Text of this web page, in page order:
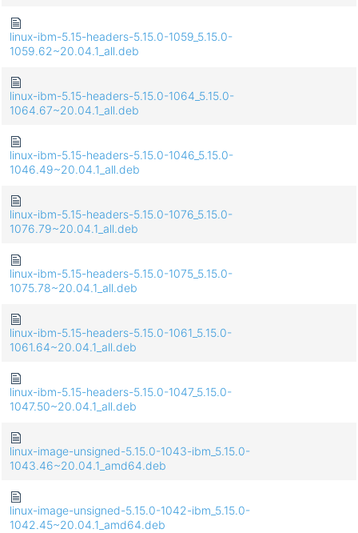
linux-ibm-5.15-headers-5.15.0-1059_5.15.0-
1059.62~20.04.1_all.deb
linux-ibm-5.15-headers-5.15.0-1064_5.15.0-
1064.67~20.04.1_all.deb
linux-ibm-5.15-headers-5.15.0-1046_5.15.0-
1046.49~20.04.1_all.deb
linux-ibm-5.15-headers-5.15.0-1076_5.15.0-
1076.79~20.04.1_all.deb
linux-ibm-5.15-headers-5.15.0-1075_5.15.0-
1075.78~20.04.1_all.deb
linux-ibm-5.15-headers-5.15.0-1061_5.15.0-
1061.64~20.04.1_all.deb
linux-ibm-5.15-headers-5.15.0-1047_5.15.0-
1047.50~20.04.1_all.deb
linux-image-unsigned-5.15.0-1043-ibm_5.15.0-
1043.46~20.04.1_amd64.deb
linux-image-unsigned-5.15.0-1042-ibm_5.15.0-
1042.45~20.04.1_amd64.deb